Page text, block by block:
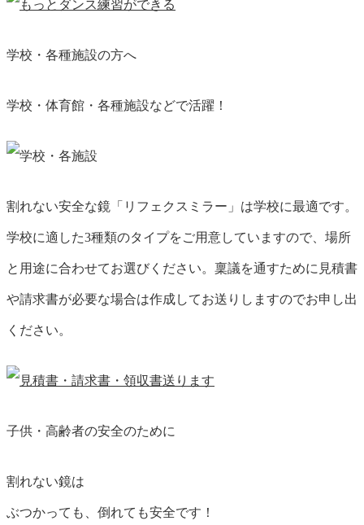
学校・各種施設の方へ
学校・体育館・各種施設などで活躍！
割れない安全な鏡「リフェクスミラー」は学校に最適です。
学校に適した3種類のタイプをご用意していますので、場所
と用途に合わせてお選びください。稟議を通すために見積書
や請求書が必要な場合は作成してお送りしますのでお申し出
ください。
子供・高齢者の安全のために
割れない鏡は
ぶつかっても 倒れても安全です！